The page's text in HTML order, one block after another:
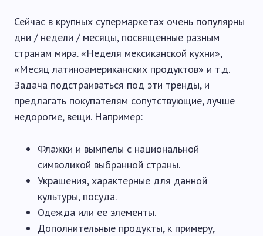
Сейчас в крупных супермаркетах очень популярны
дни / недели / месяцы, посвященные разным
странам мира. «Неделя мексиканской кухни»,
«Месяц латиноамериканских продуктов» и т.д.
Задача подстраиваться под эти тренды, и
предлагать покупателям сопутствующие, лучше
недорогие, вещи. Например:
Флажки и вымпелы с национальной
символикой выбранной страны.
Украшения, характерные для данной
культуры, посуда.
Одежда или ее элементы.
Дополнительные продукты, к примеру,